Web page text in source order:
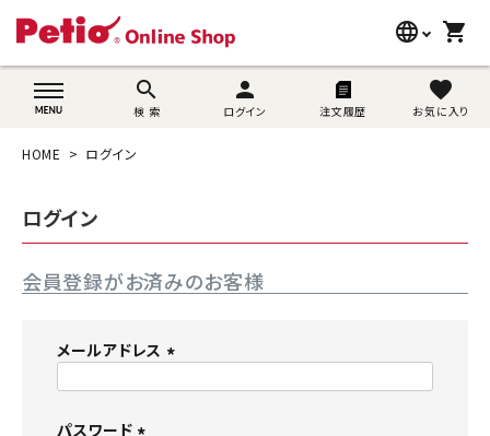
language
wovn-lang-name
shopping_cart
search
検 索
person
ログイン 注文履歴
favorite
お気に入り
search
うさぎ用品
ブランド別に探す
目的別に探す
SNS
HOME ログイン
ログイン
会員登録がお済みのお客様
メールアドレス
パスワード